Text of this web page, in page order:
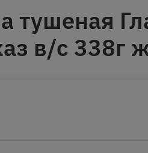
тушеная
в/с 338г